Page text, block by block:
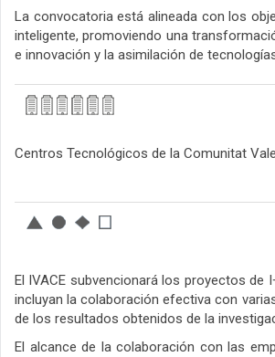
La convocatoria está alineada con los
inteligente, promoviendo una
e innovación y la asimilación de
Centros Tecnológicos de la Comunitat
El IVACE subvencionará los proyectos
incluyan la colaboración efectiva con
de los resultados obtenidos de la
El alcance de la colaboración con las